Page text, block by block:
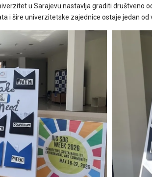
u Sarajevu nastavlja graditi društveno
i šire univerzitetske zajednice ostaje jedan od